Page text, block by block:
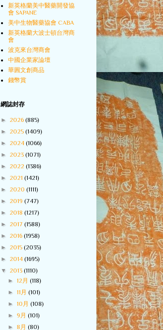
新英格蘭美中醫藥開發協
會 SAPANE
美中生物醫藥協會 CABA
新英格蘭大波士頓台灣商
會
波克來台灣商會
中國企業家論壇
華圓文創商品
錢幣賞
網誌封存
► 2026 (885)
► 2025 (1409)
► 2024 (1066)
► 2023 (1071)
► 2022 (1386)
► 2021 (1421)
► 2020 (1111)
► 2019 (747)
► 2018 (1217)
► 2017 (1588)
► 2016 (1958)
► 2015 (2035)
► 2014 (1695)
▼ 2013 (1110)
►12月(118)
►11月(101)
►10月(108)
►9月(101)
► 8月(80)